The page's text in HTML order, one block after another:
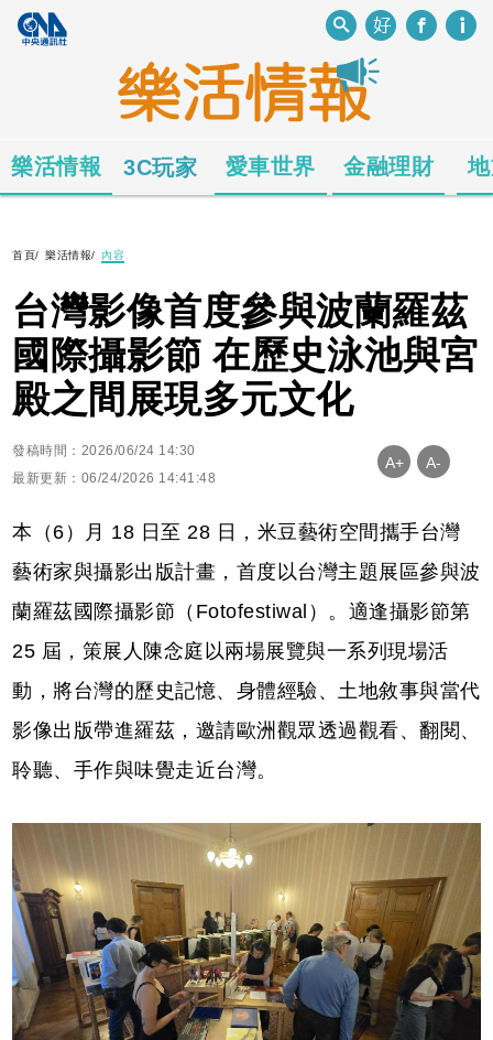
樂活情報 3C玩家 愛車世界 金融理財
首頁/ 樂活情報/ 內容
台灣影像首度參與波蘭羅茲
國際攝影節 在歷史泳池與宮
殿之間展現多元文化
發稿時間：2026/06/24 14:30
最新更新：06/24/2026 14:41:48
A+ A-
本（6）月 18 日至 28 日，米豆藝術空間攜手台灣
藝術家與攝影出版計畫，首度以台灣主題展區參與波
蘭羅茲國際攝影節（Fotofestiwal）。適逢攝影節第
25 屆，策展人陳念庭以兩場展覽與一系列現場活
動，將台灣的歷史記憶、身體經驗、土地敘事與當代
影像出版帶進羅茲，邀請歐洲觀眾透過觀看、翻閱、
聆聽、手作與味覺走近台灣。